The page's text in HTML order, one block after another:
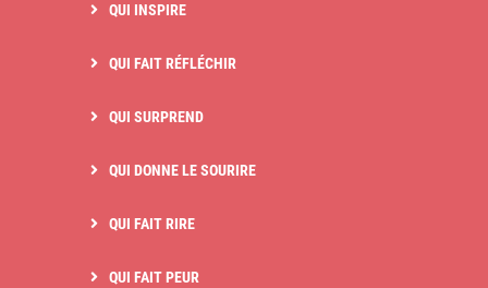
QUI INSPIRE
QUI FAIT RÉFLÉCHIR
QUI SURPREND
QUI DONNE LE SOURIRE
QUI FAIT RIRE
QUI FAIT PEUR